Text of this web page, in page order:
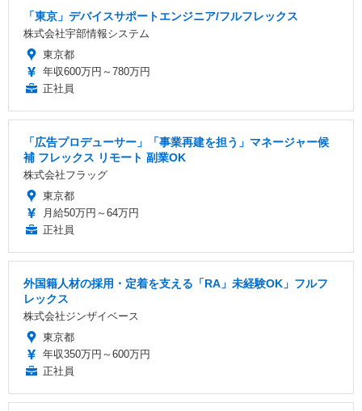
「東京」デバイスサポートエンジニア/フルフレックス
株式会社宇部情報システム
東京都
年収600万円～780万円
正社員
「広告プロデューサー」「事業再建を担う」マネージャー候
補 フレックス リモート 副業OK
株式会社フラッグ
東京都
月給50万円～64万円
正社員
外国籍人材の採用・定着を支える「RA」未経験OK」フルフ
レックス
株式会社ジンザイベース
東京都
年収350万円～600万円
正社員